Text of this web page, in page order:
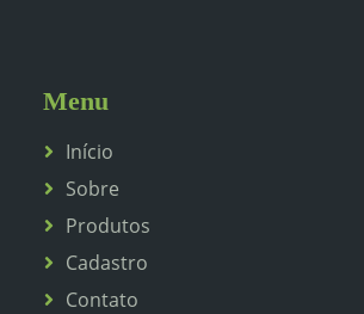
Menu
Início
Sobre
Produtos
Cadastro
Contato